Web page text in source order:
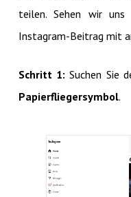
teilen. Sehen wir
Instagram-Beitrag mit
Schritt 1: Suchen Sie
Papierfliegersymbol.